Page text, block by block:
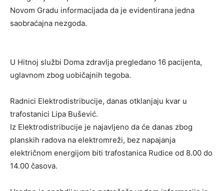
Novom Gradu informacijada da je evidentirana jedna
saobraćajna nezgoda.
U Hitnoj službi Doma zdravlja pregledano 16 pacijenta,
uglavnom zbog uobičajnih tegoba.
Radnici Elektrodistribucije, danas otklanjaju kvar u
trafostanici Lipa Bušević.
Iz Elektrodistribucije je najavljeno da će danas zbog
planskih radova na elektromreži, bez napajanja
električnom energijom biti trafostanica Rudice od 8.00 do
14.00 časova.